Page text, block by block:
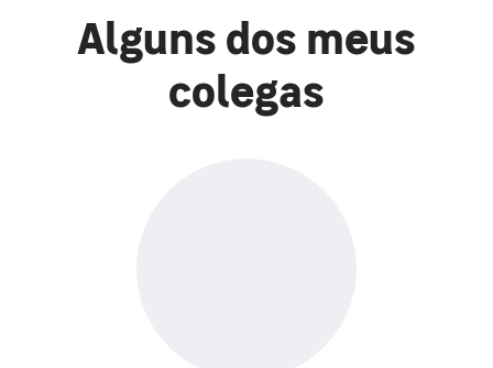
Alguns dos meus
colegas